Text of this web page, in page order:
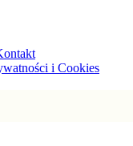
i Cookies